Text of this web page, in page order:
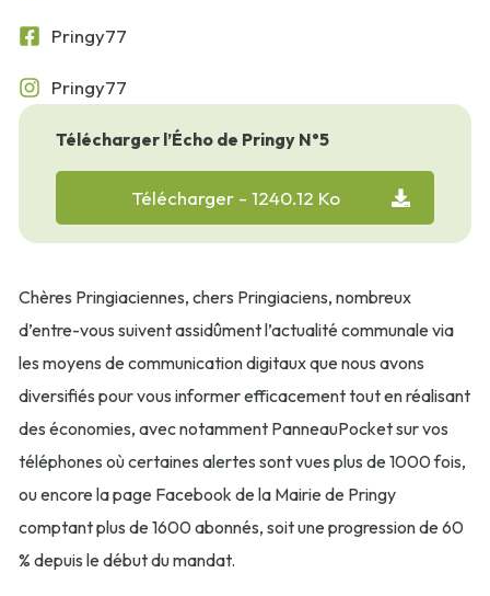
Pringy77
Pringy77
Télécharger l’Écho de Pringy N°5
Télécharger - 1240.12 Ko
Chères Pringiaciennes, chers Pringiaciens, nombreux
d’entre-vous suivent assidûment l’actualité communale via
les moyens de communication digitaux que nous avons
diversifiés pour vous informer efficacement tout en réalisant
des économies, avec notamment PanneauPocket sur vos
téléphones où certaines alertes sont vues plus de 1000 fois,
ou encore la page Facebook de la Mairie de Pringy
comptant plus de 1600 abonnés, soit une progression de 60
% depuis le début du mandat.